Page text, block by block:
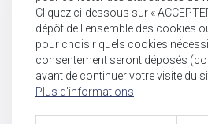
Cliquez ci-dessous sur «
dépôt de l'ensemble des cookies
pour choisir quels cookies
consentement seront déposés
avant de continuer votre visite du
Plus d'informations